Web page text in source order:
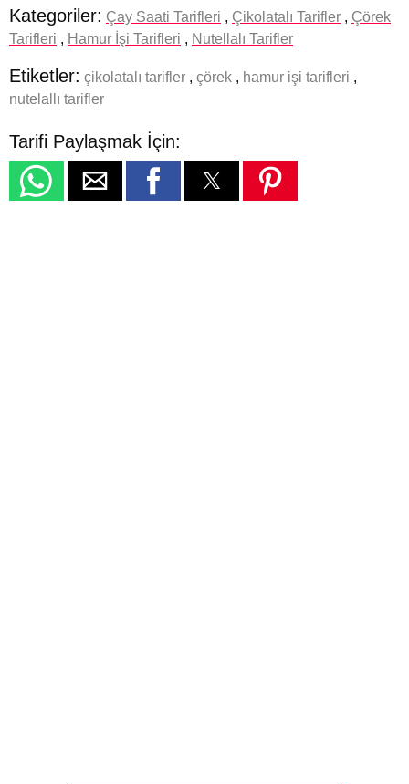
Kategoriler: Çay Saati Tarifleri , Çikolatalı Tarifler , Çörek
Tarifleri , Hamur İşi Tarifleri , Nutellalı Tarifler
Etiketler: çikolatalı tarifler , çörek , hamur işi tarifleri ,
nutelallı tarifler
Tarifi Paylaşmak İçin: